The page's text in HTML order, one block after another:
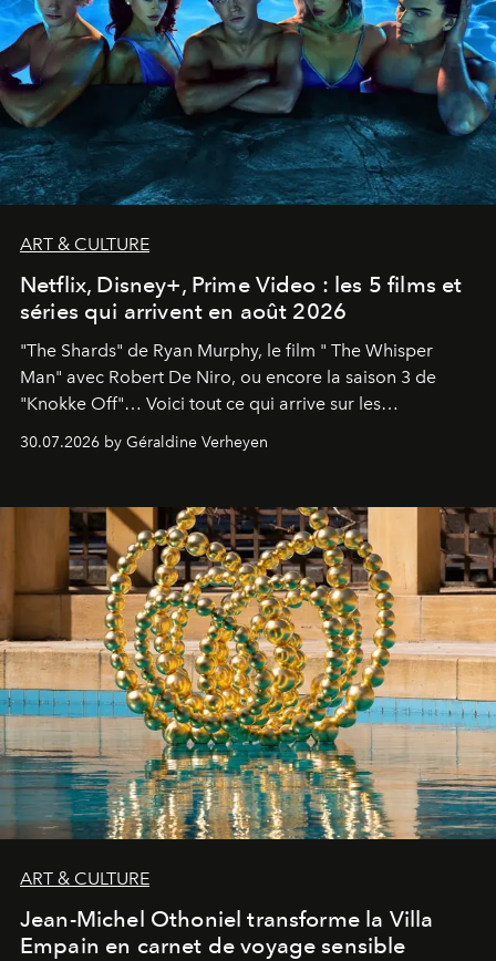
ART & CULTURE
Netflix, Disney+, Prime Video : les 5 films et
séries qui arrivent en août 2026
"The Shards" de Ryan Murphy, le film " The Whisper
Man" avec Robert De Niro, ou encore la saison 3 de
"Knokke Off"… Voici tout ce qui arrive sur les
plateformes de streaming en août 2026.
30.07.2026 by Géraldine Verheyen
ART & CULTURE
Jean-Michel Othoniel transforme la Villa
Empain en carnet de voyage sensible